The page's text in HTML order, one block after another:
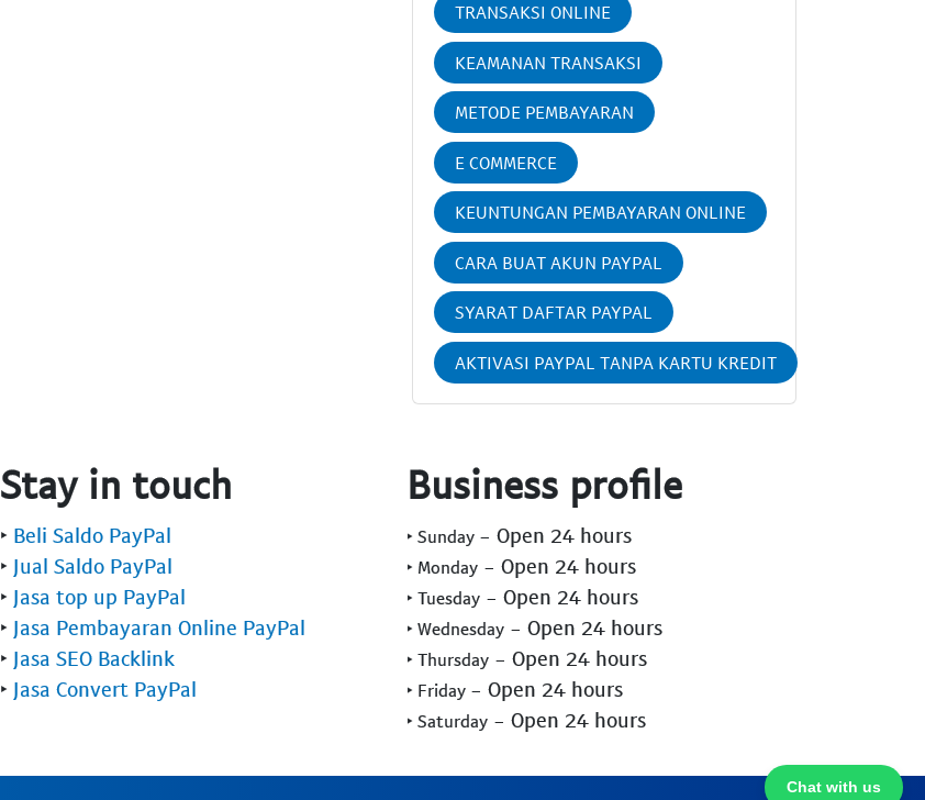
TRANSAKSI ONLINE
KEAMANAN TRANSAKSI
METODE PEMBAYARAN
E COMMERCE
KEUNTUNGAN PEMBAYARAN ONLINE
CARA BUAT AKUN PAYPAL
SYARAT DAFTAR PAYPAL
AKTIVASI PAYPAL TANPA KARTU KREDIT
Chat with us
Stay in touch
‣ Beli Saldo PayPal
‣ Jual Saldo PayPal
‣ Jasa top up PayPal
‣ Jasa Pembayaran Online PayPal
‣ Jasa SEO Backlink
‣ Jasa Convert PayPal
Business profile
‣ Sunday - Open 24 hours
‣ Monday - Open 24 hours
‣ Tuesday - Open 24 hours
‣ Wednesday - Open 24 hours
‣ Thursday - Open 24 hours
‣ Friday - Open 24 hours
‣ Saturday - Open 24 hours